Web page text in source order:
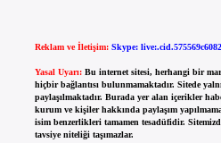
Reklam ve İletişim: Skype:
Yasal Uyarı: Bu internet sitesi, herhangi bir
hiçbir bağlantısı bulunmamaktadır. Sitede
paylaşılmaktadır. Burada yer alan içerikler
kurum ve kişiler hakkında paylaşım
isim benzerlikleri tamamen tesadüfidir.
tavsiye niteliği taşımazlar.